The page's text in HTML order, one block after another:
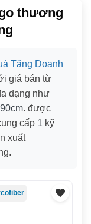
thương
Tặng Doanh
giá bán từ
dạng như
. được
cấp 1 kỹ
xuất